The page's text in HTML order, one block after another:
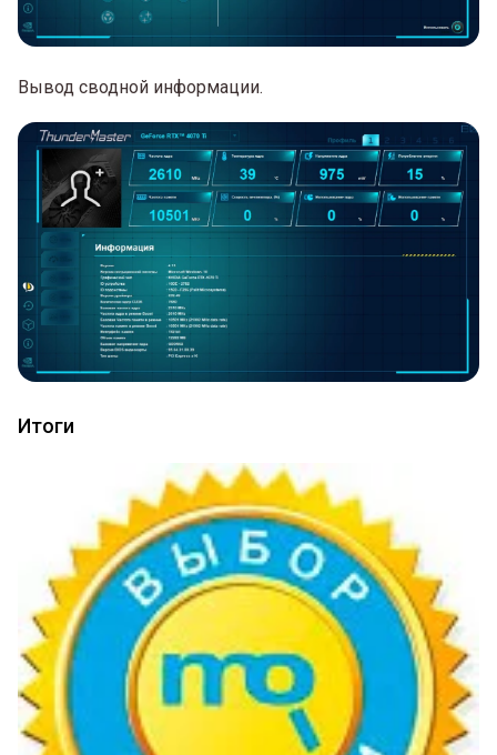
Вывод сводной информации.
Итоги